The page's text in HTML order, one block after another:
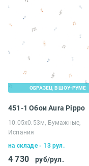
ОБРАЗЕЦ В ШОУ-РУМЕ
451-1 Обои Aura Pippo
10.05х0.53м, Бумажные,
Испания
на складе - 13 рул.
4 730 руб/рул.